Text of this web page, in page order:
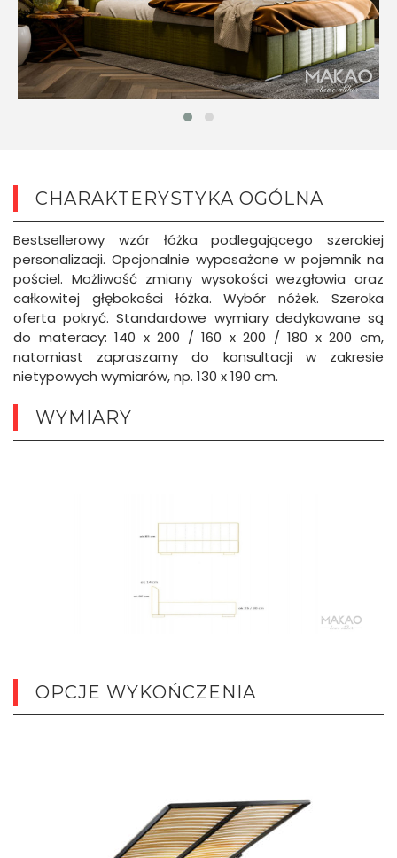
CHARAKTERYSTYKA OGÓLNA
Bestsellerowy wzór łóżka podlegającego szerokiej
personalizacji. Opcjonalnie wyposażone w pojemnik na
pościel. Możliwość zmiany wysokości wezgłowia oraz
całkowitej głębokości łóżka. Wybór nóżek. Szeroka
oferta pokryć. Standardowe wymiary dedykowane są
do materacy: 140 x 200 / 160 x 200 / 180 x 200 cm,
natomiast zapraszamy do konsultacji w zakresie
nietypowych wymiarów, np. 130 x 190 cm.
WYMIARY
OPCJE WYKOŃCZENIA